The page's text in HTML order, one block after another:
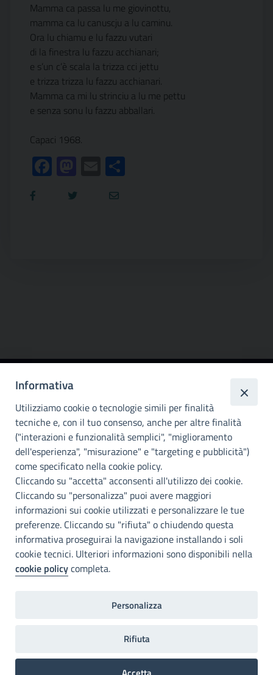
Mamma ca passa lu me giovinottu,
mamma ca lu canuscju a lu caminu.
Ora lu chiamu e lu fazzu vutari
di la finestra lu fazzu acchianari;
e s’un c’è scala la trizza cci jettu
e trizza trizza lu fazzu acchianari.
Mamma ca mi lu strinciu a lu me pettu
e senza sonu lu fazzu abballari.
Capaci 1968.
Facebook
Mastodon
Email
Città
metropolitana di
Palermo
INFO E CONTATTI
I nostri canali social
Accessibilità
Città Metropolitana di Palermo si impegna a rendere il proprio sito
web accessibile, conformemente al D.lgs. 10 agosto 2018, n°106
che ha recepito la direttiva UE 2016/2102 del Parlamento euopeo e
del Consiglio.
Dichiarazione di accessibilità
Informativa
Utilizziamo cookie o tecnologie simili per finalità
tecniche e, con il tuo consenso, anche per altre finalità
("interazioni e funzionalità semplici", "miglioramento
dell'esperienza", "misurazione" e "targeting e pubblicità")
come specificato nella cookie policy.
Cliccando su "accetta" acconsenti all'utilizzo dei cookie.
Cliccando su "personalizza" puoi avere maggiori
informazioni sui cookie utilizzati e personalizzare le tue
preferenze. Cliccando su "rifiuta" o chiudendo questa
informativa proseguirai la navigazione installando i soli
cookie tecnici. Ulteriori informazioni sono disponibili nella
cookie policycompleta.
Personalizza
Rifiuta